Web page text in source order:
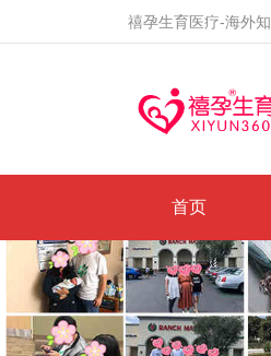
禧孕生育医疗-海外
首页